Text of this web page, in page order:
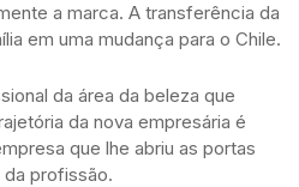
a marca. A transferência da
em uma mudança para o Chile.
da área da beleza que
da nova empresária é
que lhe abriu as portas
profissão.